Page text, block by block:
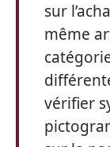
sur
même
vérifier